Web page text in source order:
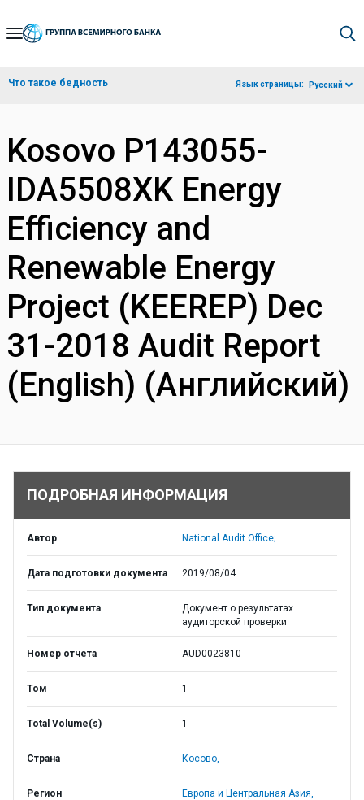
Skip
Navigation
Что такое бедность Язык страницы: Русский
Kosovo P143055-
IDA5508XK Energy
Efficiency and
Renewable Energy
Project (KEEREP) Dec
31-2018 Audit Report
(English) (Английский)
ПОДРОБНАЯ ИНФОРМАЦИЯ
Автор National Audit Office;
Дата подготовки документа 2019/08/04
Тип документа
Документ о результатах
аудиторской проверки
Номер отчета AUD0023810
Том 1
Total Volume(s) 1
Страна Косово,
Регион Европа и Центральная Азия,